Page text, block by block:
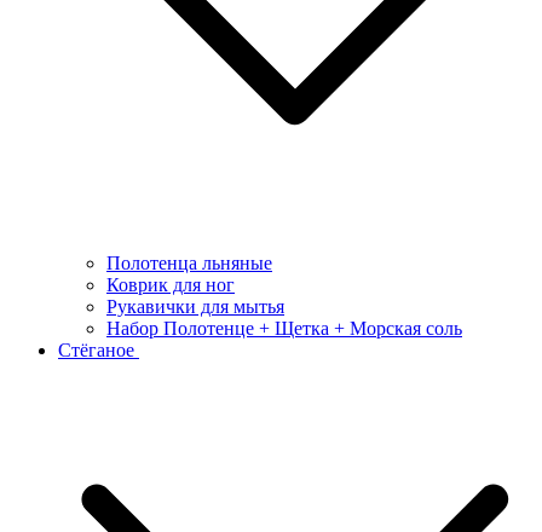
Полотенца льняные
Коврик для ног
Рукавички для мытья
Набор Полотенце + Щетка + Морская соль
Стёганое